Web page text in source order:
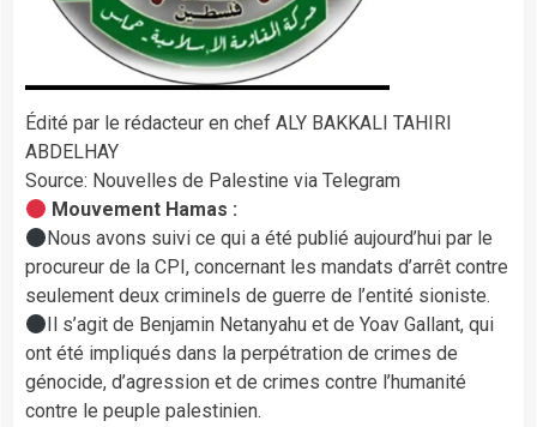
Édité par le rédacteur en chef ALY BAKKALI TAHIRI
ABDELHAY
Source: Nouvelles de Palestine via Telegram
Mouvement Hamas :
Nous avons suivi ce qui a été publié aujourd’hui par le
procureur de la CPI, concernant les mandats d’arrêt contre
seulement deux criminels de guerre de l’entité sioniste.
Il s’agit de Benjamin Netanyahu et de Yoav Gallant, qui
ont été impliqués dans la perpétration de crimes de
génocide, d’agression et de crimes contre l’humanité
contre le peuple palestinien.